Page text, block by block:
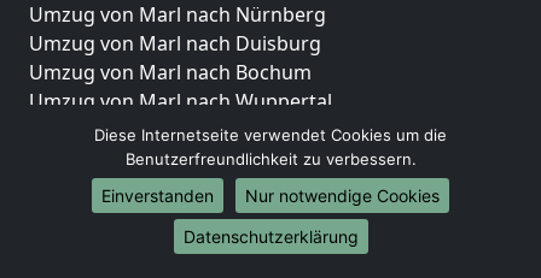
Umzug von Marl nach Nürnberg
Umzug von Marl nach Duisburg
Umzug von Marl nach Bochum
Umzug von Marl nach Wuppertal
Umzug von Marl nach Bielefeld
Umzug von Marl nach Bonn
Umzug von Marl nach Münster
Internationale-Umzüge
Diese Internetseite verwendet Cookies um die
Benutzerfreundlichkeit zu verbessern.
Einverstanden
Nur notwendige Cookies
Datenschutzerklärung